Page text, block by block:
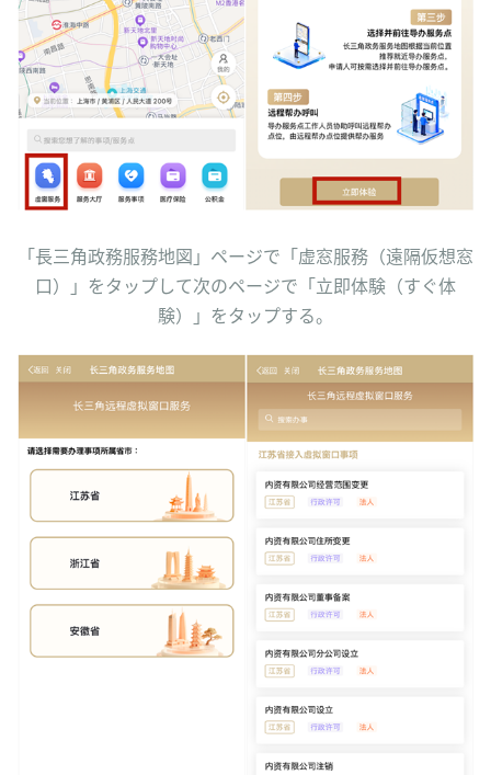
「長三角政務服務地図」ページで「虚窓服務（遠隔仮想窓
口）」をタップして次のページで「立即体験（すぐ体
験）」をタップする。